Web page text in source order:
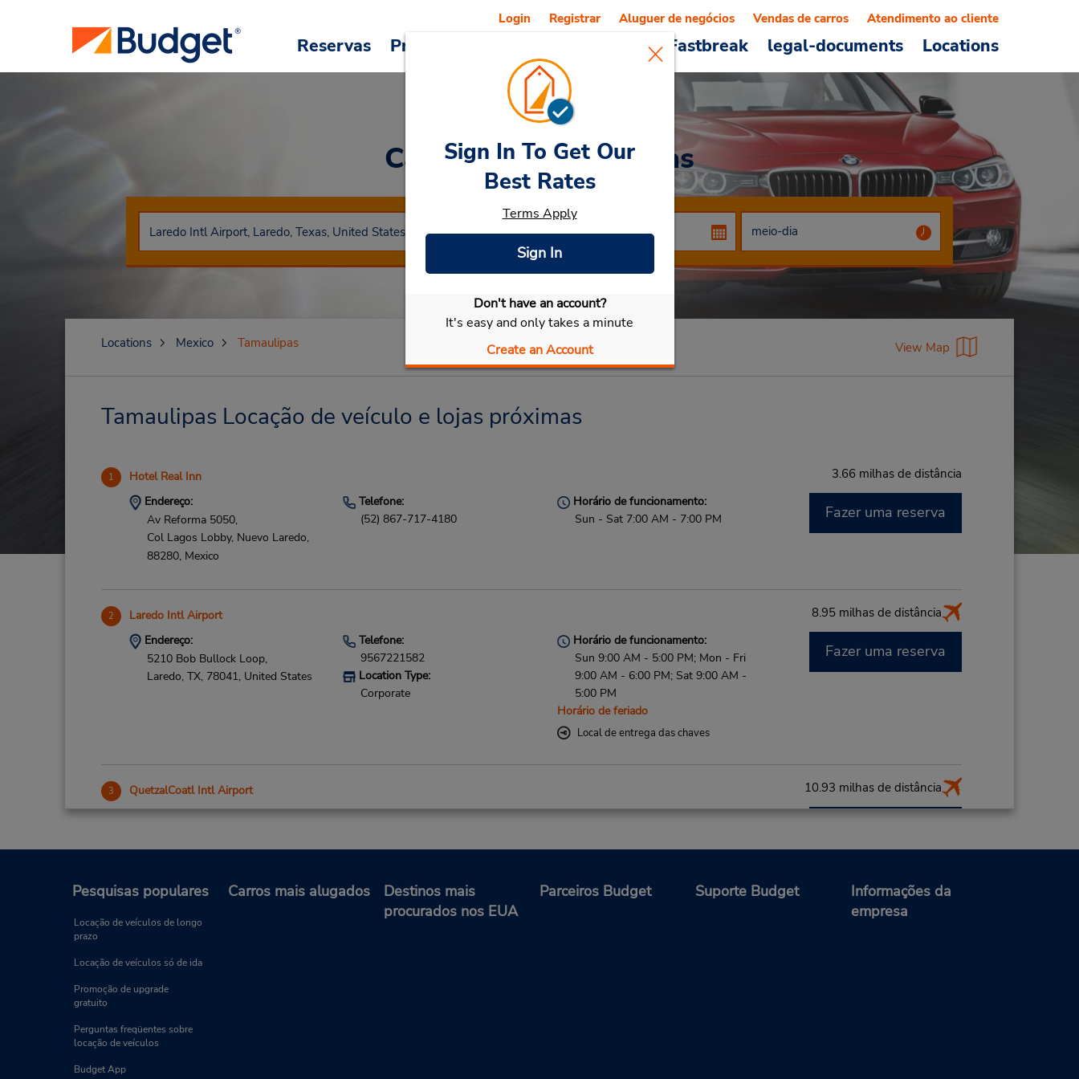
Reservas Promoções Veículos e serviços Fastbreak legal-documents Locations
Login Registrar Aluguer de negócios Vendas de carros Atendimento ao cliente
Car RentalTamaulipas
Selecionar meu carro
Sign In To Get Our
Best Rates
Terms Apply
Sign In
Don't have an account?
It's easy and only takes a minute
Create an Account
Locations Mexico Tamaulipas View Map
Tamaulipas Locação de veículo e lojas próximas
1 Hotel Real Inn 3.66 milhas de distância
Endereço:
Av Reforma 5050,
Col Lagos Lobby, Nuevo Laredo,
88280, Mexico
Telefone:
(52) 867-717-4180
Horário de funcionamento:
Sun - Sat 7:00 AM - 7:00 PM
Fazer uma reserva
2 Laredo Intl Airport 8.95 milhas de distância
Endereço:
5210 Bob Bullock Loop,
Laredo, TX, 78041, United States
Telefone:
9567221582
Location Type:
Corporate
Horário de funcionamento:
Sun 9:00 AM - 5:00 PM; Mon - Fri
9:00 AM - 6:00 PM; Sat 9:00 AM -
5:00 PM
Horário de feriado
Local de entrega das chaves
Fazer uma reserva
3 QuetzalCoatl Intl Airport 10.93 milhas de distância
Endereço:
Nuevo Laredo, 88290, Mexico
Telefone:
Horário de funcionamento:
Caso esteja vindo de avião, o
terminal, a uma curta distância do
estacionamento.
Pesquisas populares
Locação de veículos de longo
prazo
Locação de veículos só de ida
Promoção de upgrade
gratuito
Perguntas freqüentes sobre
locação de veículos
Budget App
Carros mais alugados
Destinos mais
procurados nos EUA
Parceiros Budget Suporte Budget
Informações da
empresa